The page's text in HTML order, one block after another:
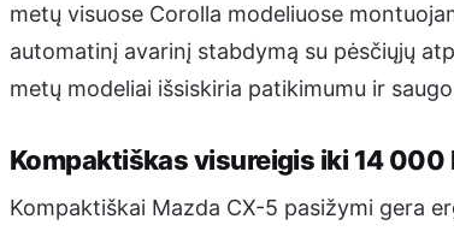
metų visuose Corolla modeliuose
automatinį avarinį stabdymą su pėsčiųjų
metų modeliai išsiskiria patikimumu ir
Kompaktiškas visureigis iki 14 000
Kompaktiškai Mazda CX-5 pasižymi gera